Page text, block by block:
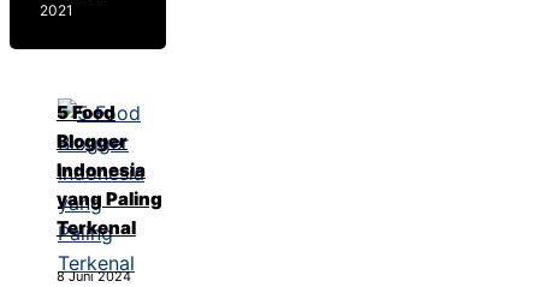
2021
5 Food
Blogger
Indonesia
yang Paling
Terkenal
8 Juni 2024